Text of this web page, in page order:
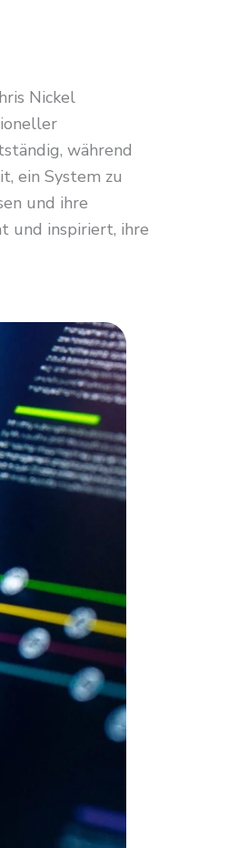
Nickel
während
ein System zu
und ihre
und inspiriert, ihre